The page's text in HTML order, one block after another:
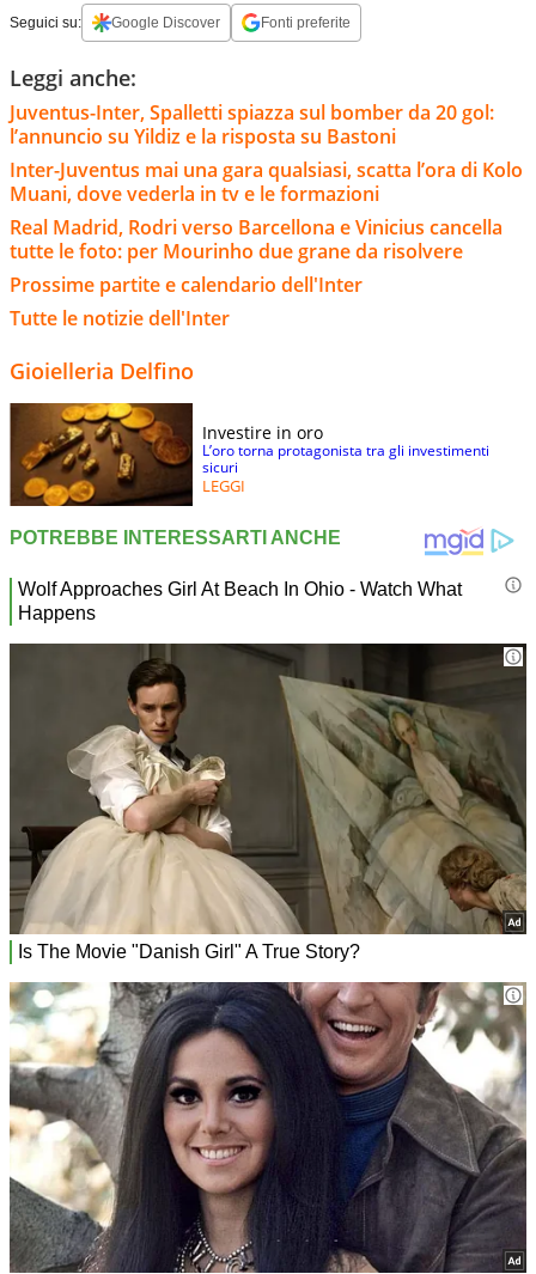
Seguici su: Google Discover Fonti preferite
Leggi anche:
Juventus-Inter, Spalletti spiazza sul bomber da 20 gol:
l’annuncio su Yildiz e la risposta su Bastoni
Inter-Juventus mai una gara qualsiasi, scatta l’ora di Kolo
Muani, dove vederla in tv e le formazioni
Real Madrid, Rodri verso Barcellona e Vinicius cancella
tutte le foto: per Mourinho due grane da risolvere
Prossime partite e calendario dell'Inter
Tutte le notizie dell'Inter
Gioielleria Delfino
Investire in oro
L’oro torna protagonista tra gli investimenti
sicuri
LEGGI